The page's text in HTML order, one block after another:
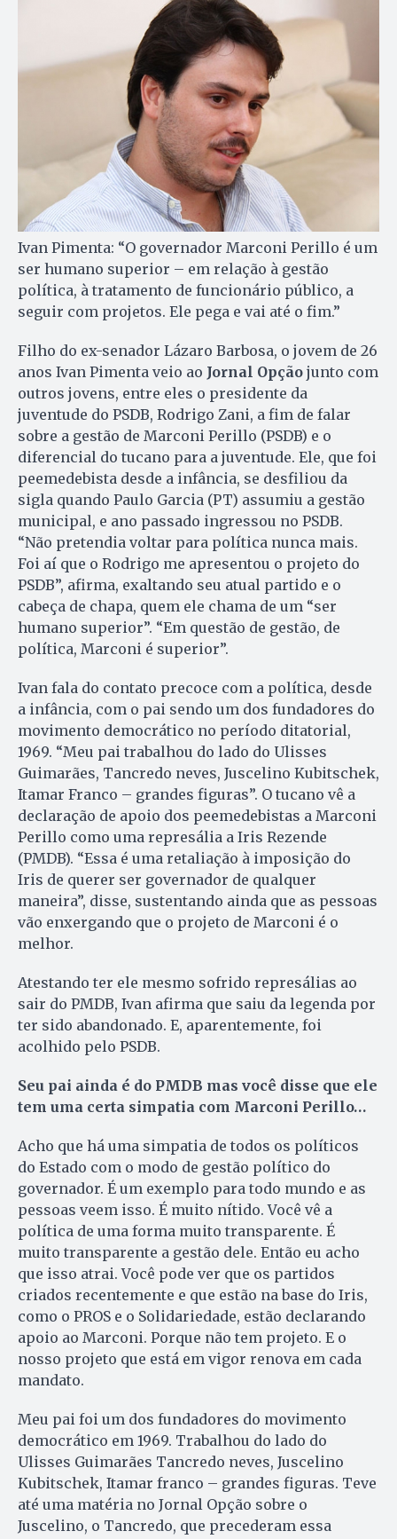
Ivan Pimenta: “O governador Marconi Perillo é um
ser humano superior – em relação à gestão
política, à tratamento de funcionário público, a
seguir com projetos. Ele pega e vai até o fim.”
Filho do ex-senador Lázaro Barbosa, o jovem de 26
anos Ivan Pimenta veio ao Jornal Opção junto com
outros jovens, entre eles o presidente da
juventude do PSDB, Rodrigo Zani, a fim de falar
sobre a gestão de Marconi Perillo (PSDB) e o
diferencial do tucano para a juventude. Ele, que foi
peemedebista desde a infância, se desfiliou da
sigla quando Paulo Garcia (PT) assumiu a gestão
municipal, e ano passado ingressou no PSDB.
“Não pretendia voltar para política nunca mais.
Foi aí que o Rodrigo me apresentou o projeto do
PSDB”, afirma, exaltando seu atual partido e o
cabeça de chapa, quem ele chama de um “ser
humano superior”. “Em questão de gestão, de
política, Marconi é superior”.
Ivan fala do contato precoce com a política, desde
a infância, com o pai sendo um dos fundadores do
movimento democrático no período ditatorial,
1969. “Meu pai trabalhou do lado do Ulisses
Guimarães, Tancredo neves, Juscelino Kubitschek,
Itamar Franco – grandes figuras”. O tucano vê a
declaração de apoio dos peemedebistas a Marconi
Perillo como uma represália a Iris Rezende
(PMDB). “Essa é uma retaliação à imposição do
Iris de querer ser governador de qualquer
maneira”, disse, sustentando ainda que as pessoas
vão enxergando que o projeto de Marconi é o
melhor.
Atestando ter ele mesmo sofrido represálias ao
sair do PMDB, Ivan afirma que saiu da legenda por
ter sido abandonado. E, aparentemente, foi
acolhido pelo PSDB.
Seu pai ainda é do PMDB mas você disse que ele
tem uma certa simpatia com Marconi Perillo…
Acho que há uma simpatia de todos os políticos
do Estado com o modo de gestão político do
governador. É um exemplo para todo mundo e as
pessoas veem isso. É muito nítido. Você vê a
política de uma forma muito transparente. É
muito transparente a gestão dele. Então eu acho
que isso atrai. Você pode ver que os partidos
criados recentemente e que estão na base do Iris,
como o PROS e o Solidariedade, estão declarando
apoio ao Marconi. Porque não tem projeto. E o
nosso projeto que está em vigor renova em cada
mandato.
Meu pai foi um dos fundadores do movimento
democrático em 1969. Trabalhou do lado do
Ulisses Guimarães Tancredo neves, Juscelino
Kubitschek, Itamar franco – grandes figuras. Teve
até uma matéria no Jornal Opção sobre o
Juscelino, o Tancredo, que precederam essa